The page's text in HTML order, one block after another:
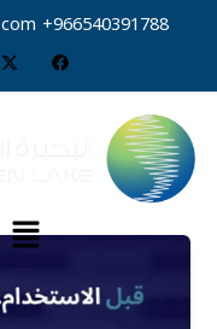
966540391788+